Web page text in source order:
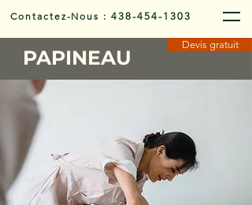
Contactez-Nous :438-454-1303
PAPINEAU
Devis gratuit